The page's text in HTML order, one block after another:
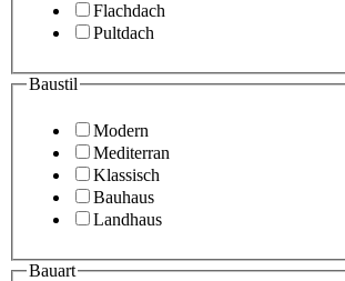
Flachdach
Pultdach
Baustil
Modern
Mediterran
Klassisch
Bauhaus
Landhaus
Bauart